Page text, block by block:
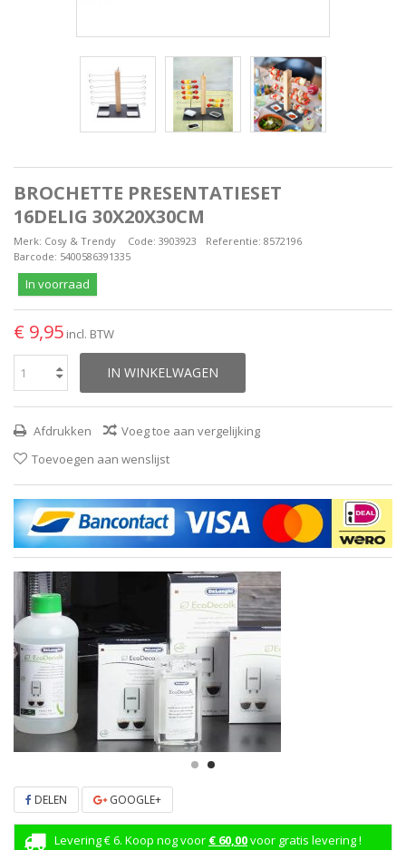
BROCHETTE PRESENTATIESET
16DELIG 30X20X30CM
Merk: Cosy & Trendy Code: 3903923 Referentie: 8572196
Barcode: 5400586391335
In voorraad
€ 9,95 incl. BTW
IN WINKELWAGEN
Afdrukken
Voeg toe aan vergelijking
Toevoegen aan wenslijst
DELEN GOOGLE+
Levering € 6. Koop nog voor € 60,00voor gratis levering !